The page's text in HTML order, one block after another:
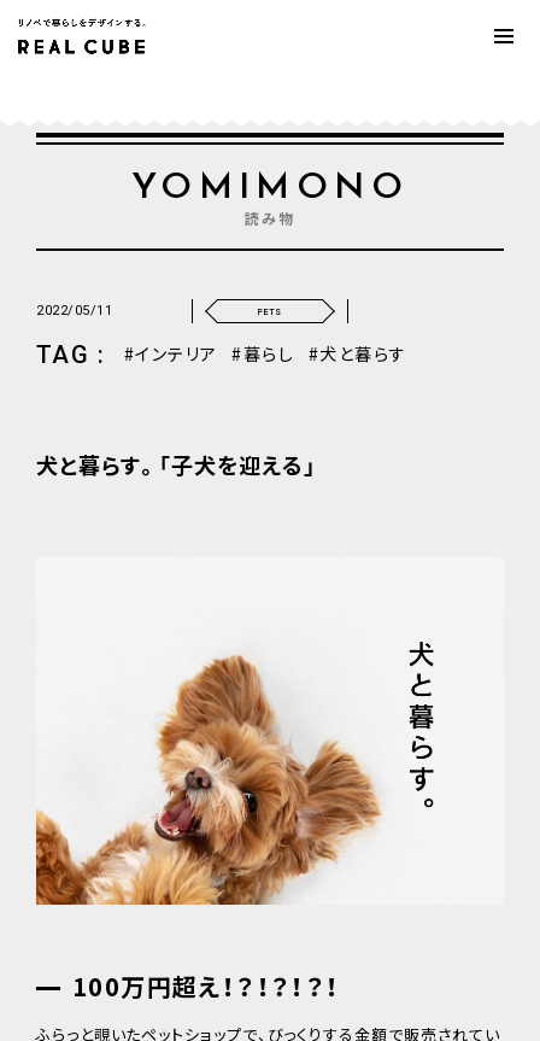
YOMIMONO
読み物
2022/05/11 PETS
TAG : インテリア 暮らし 犬と暮らす
犬と暮らす。「子犬を迎える」
100万円超え！？！？！？！
ふらっと覗いたペットショップで、びっくりする金額で販売されてい